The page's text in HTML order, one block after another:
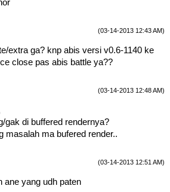
(03-14-2013 12:43 AM)
extra ga? knp abis versi v0.6-1140 ke
close pas abis battle ya??
(03-14-2013 12:48 AM)
gak di buffered rendernya?
masalah ma bufered render..
(03-14-2013 12:51 AM)
ane yang udh paten